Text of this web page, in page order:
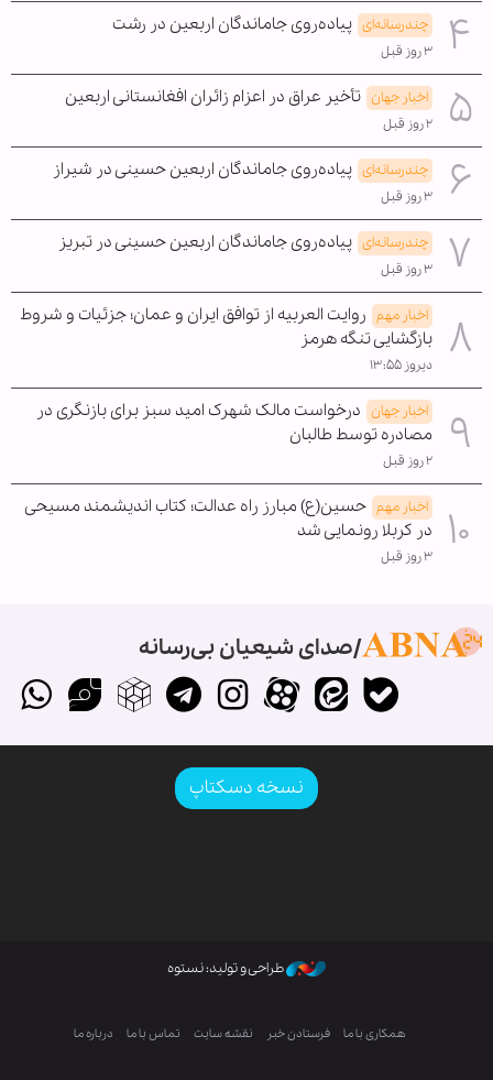
چندرسانه‌ای پیاده‌روی جاماندگان اربعین در رشت
۳ روز قبل
اخبار جهان تأخیر عراق در اعزام زائران افغانستانی اربعین
۲ روز قبل
چندرسانه‌ای پیاده‌روی جاماندگان اربعین حسینی در شیراز
۳ روز قبل
چندرسانه‌ای پیاده‌روی جاماندگان اربعین حسینی در تبریز
۳ روز قبل
اخبار مهم روایت العربیه از توافق ایران و عمان؛ جزئیات و شروط
بازگشایی تنگه هرمز
دیروز ۱۳:۵۵
اخبار جهان درخواست مالک شهرک امید سبز برای بازنگری در
مصادره توسط طالبان
۲ روز قبل
اخبار مهم حسین(ع) مبارز راه عدالت؛ کتاب اندیشمند مسیحی
در کربلا رونمایی شد
۳ روز قبل
صدای شیعیان بی‌رسانه
نسخه دسکتاپ
طراحی و تولید: نستوه
همکاری با ما فرستادن خبر نقشه سایت تماس با ما درباره ما